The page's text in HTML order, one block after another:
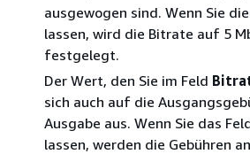
ausgewogen sind. Wenn Sie
lassen, wird die Bitrate auf 5
festgelegt.
Der Wert, den Sie im Feld
sich auch auf die
Ausgabe aus. Wenn Sie das
lassen, werden die Gebühren